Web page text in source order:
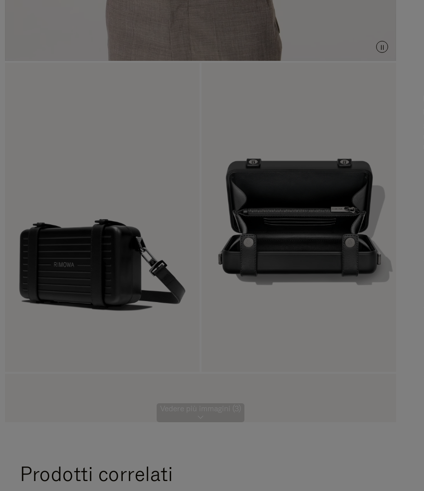
Vedere più immagini (3)
Prodotti correlati